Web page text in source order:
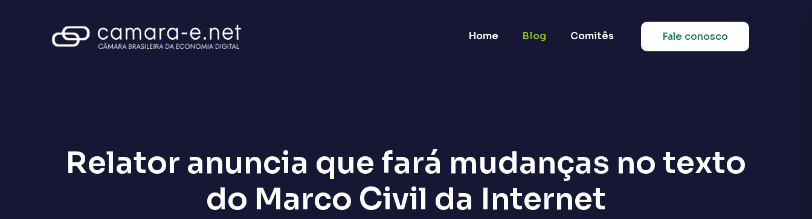
Home Blog Comitês Fale conosco
Relator anuncia que fará mudanças no texto
do Marco Civil da Internet